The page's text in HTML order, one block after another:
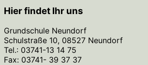
Hier findet Ihr uns
Grundschule Neundorf
Schulstraße 10, 08527 Neundorf
Tel.: 03741-13 14 75
Fax: 03741- 39 37 37